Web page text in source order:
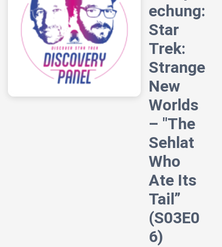
echung:
Star
Trek:
Strange
New
Worlds
– "The
Sehlat
Who
Ate Its
Tail”
(S03E0
6)